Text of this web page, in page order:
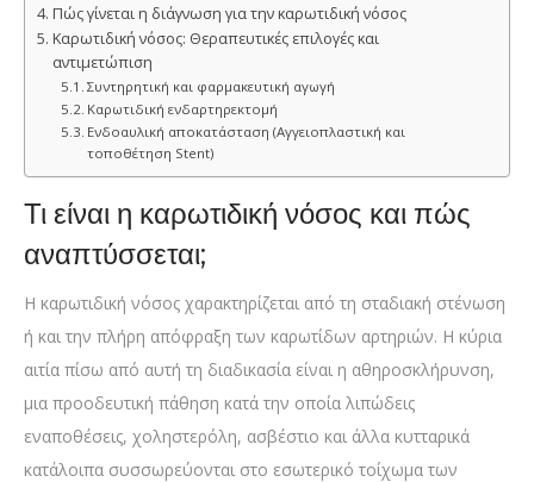
Πώς γίνεται η διάγνωση για την καρωτιδική νόσος
Kαρωτιδική νόσος: Θεραπευτικές επιλογές και
αντιμετώπιση
Συντηρητική και φαρμακευτική αγωγή
Καρωτιδική ενδαρτηρεκτομή
Ενδοαυλική αποκατάσταση (Αγγειοπλαστική και
τοποθέτηση Stent)
Τι είναι η καρωτιδική νόσος και πώς
αναπτύσσεται;
Η καρωτιδική νόσος χαρακτηρίζεται από τη σταδιακή στένωση
ή και την πλήρη απόφραξη των καρωτίδων αρτηριών. Η κύρια
αιτία πίσω από αυτή τη διαδικασία είναι η αθηροσκλήρυνση,
μια προοδευτική πάθηση κατά την οποία λιπώδεις
εναποθέσεις, χοληστερόλη, ασβέστιο και άλλα κυτταρικά
κατάλοιπα συσσωρεύονται στο εσωτερικό τοίχωμα των